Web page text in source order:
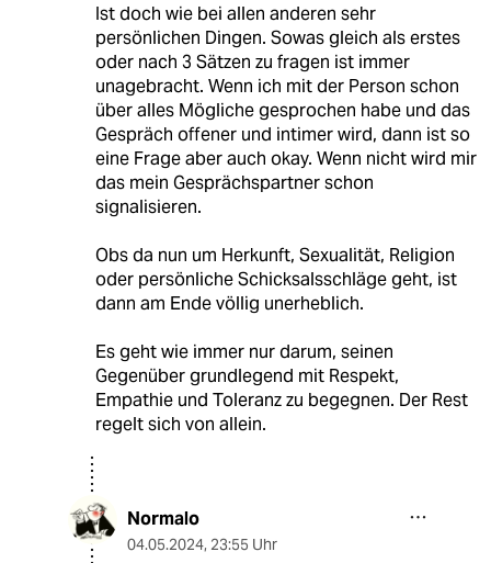
Ist doch wie bei allen anderen sehr
persönlichen Dingen. Sowas gleich als erstes
oder nach 3 Sätzen zu fragen ist immer
unagebracht. Wenn ich mit der Person schon
über alles Mögliche gesprochen habe und das
Gespräch offener und intimer wird, dann ist so
eine Frage aber auch okay. Wenn nicht wird mir
das mein Gesprächspartner schon
signalisieren.
Obs da nun um Herkunft, Sexualität, Religion
oder persönliche Schicksalsschläge geht, ist
dann am Ende völlig unerheblich.
Es geht wie immer nur darum, seinen
Gegenüber grundlegend mit Respekt,
Empathie und Toleranz zu begegnen. Der Rest
regelt sich von allein.
Normalo
04.05.2024, 23:55 Uhr